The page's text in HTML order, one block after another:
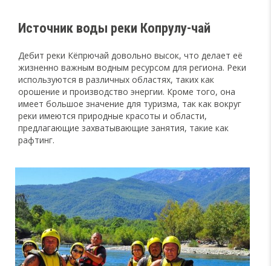
Источник воды реки Копрулу-чай
Дебит реки Кёпрючай довольно высок, что делает её
жизненно важным водным ресурсом для региона. Реки
используются в различных областях, таких как
орошение и производство энергии. Кроме того, она
имеет большое значение для туризма, так как вокруг
реки имеются природные красоты и области,
предлагающие захватывающие занятия, такие как
рафтинг.